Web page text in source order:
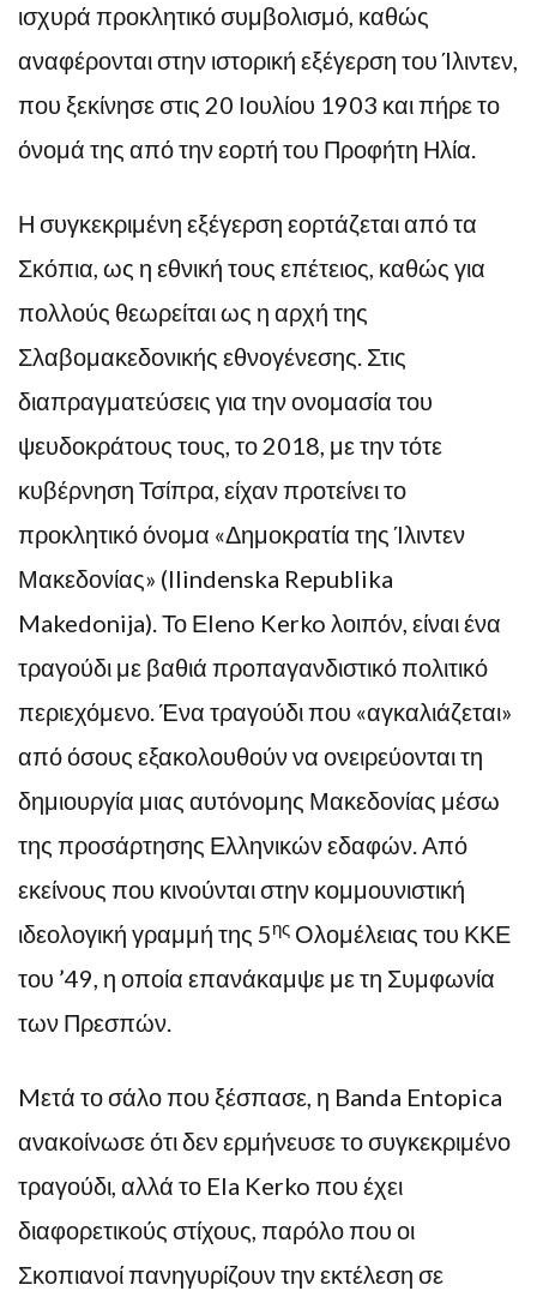
ισχυρά προκλητικό συμβολισμό, καθώς
αναφέρονται στην ιστορική εξέγερση του Ίλιντεν,
που ξεκίνησε στις 20 Ιουλίου 1903 και πήρε το
όνομά της από την εορτή του Προφήτη Ηλία.
Η συγκεκριμένη εξέγερση εορτάζεται από τα
Σκόπια, ως η εθνική τους επέτειος, καθώς για
πολλούς θεωρείται ως η αρχή της
Σλαβομακεδονικής εθνογένεσης. Στις
διαπραγματεύσεις για την ονομασία του
ψευδοκράτους τους, το 2018, με την τότε
κυβέρνηση Τσίπρα, είχαν προτείνει το
προκλητικό όνομα «Δημοκρατία της Ίλιντεν
Μακεδονίας» (Ilindenska Republika
Makedonija). Το Εleno Kerko λοιπόν, είναι ένα
τραγούδι με βαθιά προπαγανδιστικό πολιτικό
περιεχόμενο. Ένα τραγούδι που «αγκαλιάζεται»
από όσους εξακολουθούν να ονειρεύονται τη
δημιουργία μιας αυτόνομης Μακεδονίας μέσω
της προσάρτησης Ελληνικών εδαφών. Από
εκείνους που κινούνται στην κομμουνιστική
ιδεολογική γραμμή της 5ης Ολομέλειας του ΚΚΕ
του ’49, η οποία επανάκαμψε με τη Συμφωνία
των Πρεσπών.
Mετά το σάλο που ξέσπασε, η Banda Entopica
ανακοίνωσε ότι δεν ερμήνευσε το συγκεκριμένο
τραγούδι, αλλά το Ela Kerko που έχει
διαφορετικούς στίχους, παρόλο που οι
Σκοπιανοί πανηγυρίζουν την εκτέλεση σε